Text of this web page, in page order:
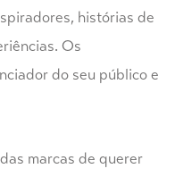
histórias de
Os
do seu público e
marcas de querer